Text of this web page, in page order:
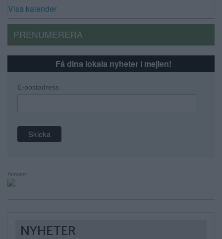
Visa kalender
PRENUMERERA
Få dina lokala nyheter i mejlen!
E-postadress
Annons:
NYHETER